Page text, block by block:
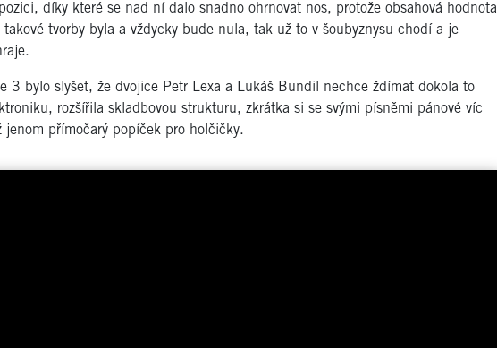
díky které se nad ní dalo snadno ohrnovat nos, protože obsahová hodnota
tvorby byla a vždycky bude nula, tak už to v šoubyznysu chodí a je
3 bylo slyšet, že dvojice Petr Lexa a Lukáš Bundil nechce ždímat dokola to
rozšířila skladbovou strukturu, zkrátka si se svými písněmi pánové víc
jenom přímočarý popíček pro holčičky.